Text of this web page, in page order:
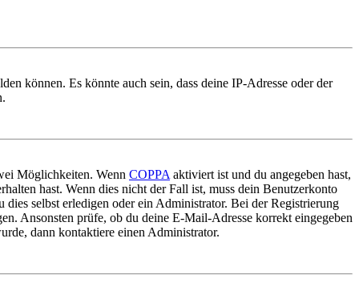
können. Es könnte auch sein, dass deine IP-Adresse oder der
Möglichkeiten. Wenn COPPA aktiviert ist und du angegeben hast,
hast. Wenn dies nicht der Fall ist, muss dein Benutzerkonto
selbst erledigen oder ein Administrator. Bei der Registrierung
Ansonsten prüfe, ob du deine E-Mail-Adresse korrekt eingegeben
dann kontaktiere einen Administrator.